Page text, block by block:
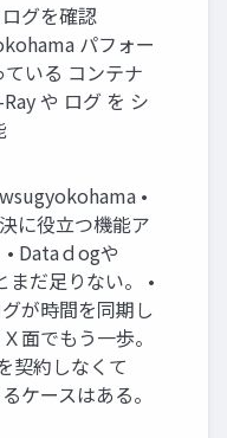
グを確認
パフォー
いる コンテナ
や ログ を シ
•
に役立つ機能ア
Dataｄogや
だ足りない。 •
が時間を同期し
面でもう一歩。
契約しなくて
ケースはある。